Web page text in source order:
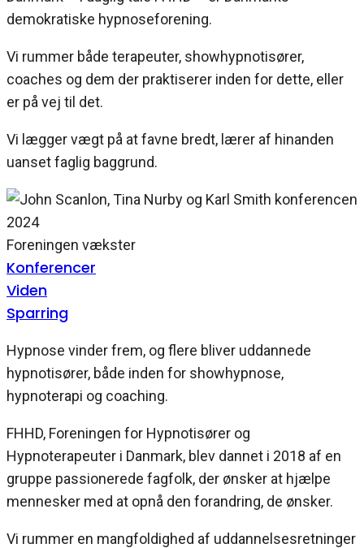
demokratiske hypnoseforening.
Vi rummer både terapeuter, showhypnotisører,
coaches og dem der praktiserer inden for dette, eller
er på vej til det.
Vi lægger vægt på at favne bredt, lærer af hinanden
uanset faglig baggrund.
Foreningen vækster
Konferencer
Viden
Sparring
Hypnose vinder frem, og flere bliver uddannede
hypnotisører, både inden for showhypnose,
hypnoterapi og coaching.
FHHD, Foreningen for Hypnotisører og
Hypnoterapeuter i Danmark, blev dannet i 2018 af en
gruppe passionerede fagfolk, der ønsker at hjælpe
mennesker med at opnå den forandring, de ønsker.
Vi rummer en mangfoldighed af uddannelsesretninger